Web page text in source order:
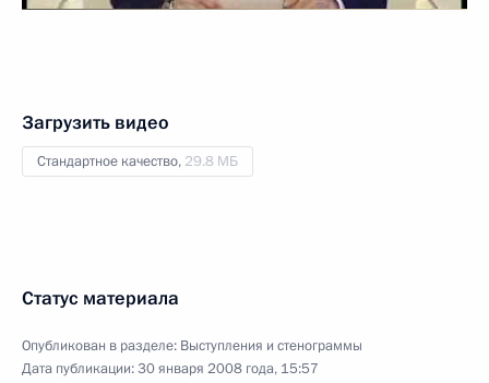
Загрузить видео
Стандартное качество, 29.8 МБ
Статус материала
Опубликован в разделе: Выступления и стенограммы
Дата публикации:30 января 2008 года, 15:57